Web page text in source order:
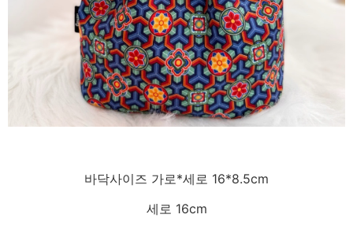
바닥사이즈 가로*세로 16*8.5cm
세로 16cm